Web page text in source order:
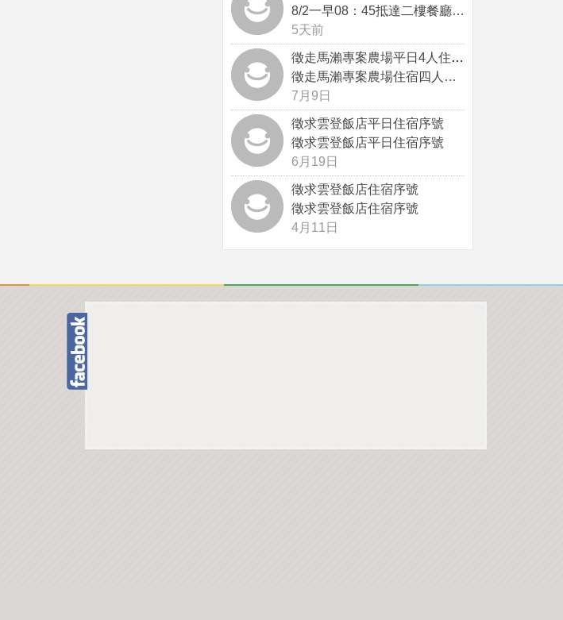
8/2一早08：45抵達二樓餐廳，...
5天前
徵走馬瀨專案農場平日4人住宿序號
徵走馬瀨專案農場住宿四人序號，感謝
7月9日
徵求雲登飯店平日住宿序號
徵求雲登飯店平日住宿序號
6月19日
徵求雲登飯店住宿序號
徵求雲登飯店住宿序號
4月11日